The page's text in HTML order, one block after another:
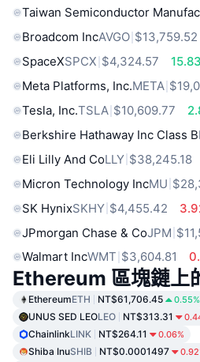
Taiwan Semiconductor
Broadcom IncAVGO $13,759.52
SpaceXSPCX $4,324.57
Meta Platforms, Inc.META
Tesla, Inc.TSLA $10,609.77
Berkshire Hathaway Inc Class B
Eli Lilly And CoLLY $38,245.18
Micron Technology IncMU
SK HynixSKHY $4,455.42
JPmorgan Chase & CoJPM
Walmart IncWMT $3,604.81
Ethereum 區塊鏈上
EthereumETH NT$61,706.45 0.55%
UNUS SED LEOLEO NT$313.31
ChainlinkLINK NT$264.11 0.06%
Shiba InuSHIB NT$0.0001497